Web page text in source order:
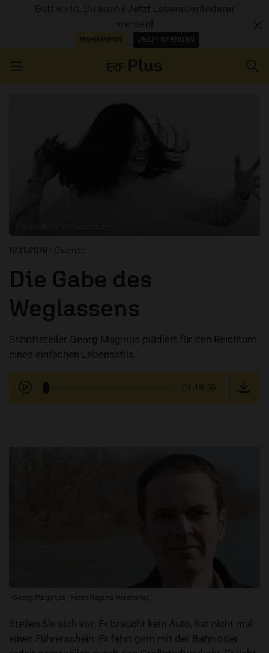
Gott wirkt. Du auch? Jetzt Lebensveränderer
werden!
MEHR INFOS JETZT SPENDEN
12.11.2018 / Calando
Die Gabe des
Weglassens
Schriftsteller Georg Magirius plädiert für den Reichtum
eines einfachen Lebensstils.
01:18:35
Georg Magirius (Foto: Regina Westphal)
Stellen Sie sich vor: Er braucht kein Auto, hat nicht mal
einen Führerschein. Er fährt gern mit der Bahn oder